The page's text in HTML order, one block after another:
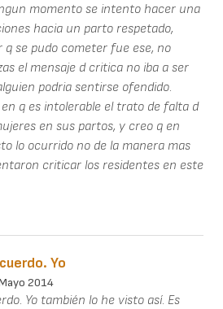
momento se intento hacer una
hacia un parto respetado,
q se pudo cometer fue ese, no
el mensaje d critica no iba a ser
podria sentirse ofendido.
q es intolerable el trato de falta d
en sus partos, y creo q en
lo ocurrido no de la manera mas
criticar los residentes en este
Yo
2014
Yo también lo he visto así. Es